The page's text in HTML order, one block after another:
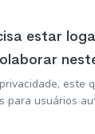
estar
este
para usuários